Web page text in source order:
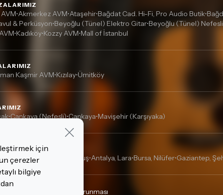
•Akmerkez AVM•Ataşehir•Bağdat Cad. Hi-Fi, Pro Audio Butik•
& Perküsyon•Beyoğlu (Tünel) Elektro Gitar•Beyoğlu (Tünel)
•Kadıköy•Kozzy AVM•Mall of İstanbul
Kaşmir AVM•Kızılay•Ümitköy
•Çankaya (Nefesli)•Çankaya•Mavişehir (Karşıyaka)
Özal• Adana, Kurtuluş•Antalya, Lara•Bursa, Nilüfer•Gaziantep,
Kişisel Verilerin Korunması
için
çerezler
bilgiye